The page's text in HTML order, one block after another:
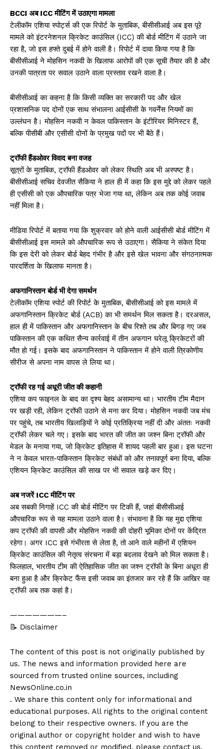
BCCI अब ICC मीटिंग में उठाएगा मामला
टेलीकॉम एशिया स्पोर्ट्स की एक रिपोर्ट के मुताबिक, बीसीसीआई अब इस पूरे
मामले को इंटरनेशनल क्रिकेट काउंसिल (ICC) की बोर्ड मीटिंग में उठाने जा
रहा है, जो इस हफ्ते दुबई में होने वाली है। रिपोर्ट में दावा किया गया है कि
बीसीसीआई ने मोहसिन नकवी के खिलाफ आरोपों की एक सूची तैयार की है और
उनकी पात्रता पर सवाल उठाने वाला प्रस्ताव रखने वाला है।
बीसीसीआई का कहना है कि किसी व्यक्ति का सरकारी पद और खेल
प्रशासनिक पद दोनों एक साथ संभालना आईसीसी के गवर्नेंस नियमों का
उल्लंघन है। मोहसिन नकवी न केवल पाकिस्तान के इंटीरियर मिनिस्टर हैं,
बल्कि पीसीबी और एसीसी दोनों के प्रमुख पदों पर भी बैठे हैं।
ट्रॉफी हैंडओवर विवाद बना वजह
सूत्रों के मुताबिक, ट्रॉफी हैंडओवर को लेकर स्थिति अब भी अस्पष्ट है।
बीसीसीआई सचिव देवजीत सैकिया ने हाल ही में कहा कि इस मुद्दे को लेकर पहले
ही एसीसी को एक औपचारिक पत्र भेजा गया था, लेकिन अब तक कोई जवाब
नहीं मिला है।
मीडिया रिपोर्ट में बताया गया कि शुक्रवार को होने वाली आईसीसी बोर्ड मीटिंग में
बीसीसीआई इस मामले को औपचारिक रूप से उठाएगा। सैकिया ने संकेत दिया
कि इस देरी को लेकर बोर्ड बेहद गंभीर है और इसे खेल भावना और संगठनात्मक
पारदर्शिता के खिलाफ मानता है।
अफगानिस्तान बोर्ड भी देगा समर्थन
टेलीकॉम एशिया स्पोर्ट की रिपोर्ट के मुताबिक, बीसीसीआई को इस मामले में
अफगानिस्तान क्रिकेट बोर्ड (ACB) का भी समर्थन मिल सकता है। दरअसल,
हाल ही में पाकिस्तान और अफगानिस्तान के बीच रिश्ते तब और बिगड़ गए जब
पाकिस्तान की एक कथित सैन्य कार्रवाई में तीन अफगान घरेलू क्रिकेटरों की
मौत हो गई। इसके बाद अफगानिस्तान ने पाकिस्तान में होने वाली त्रिकोणीय
सीरीज से अपना नाम वापस ले लिया था।
ट्रॉफी रह गई अधूरी जीत की कहानी
एशिया कप फाइनल के बाद का दृश्य बेहद असामान्य था। भारतीय टीम मैदान
पर खड़ी रही, लेकिन ट्रॉफी उठाने से मना कर दिया। मोहसिन नकवी जब मंच
पर पहुंचे, तब भारतीय खिलाड़ियों ने कोई प्रतिक्रिया नहीं दी और अंततः नकवी
ट्रॉफी लेकर चले गए। इसके बाद भारत की जीत का जश्न बिना ट्रॉफी और
मेडल के मनाया गया, जो क्रिकेट इतिहास में शायद पहली बार हुआ। इस घटना
ने न केवल भारत-पाकिस्तान क्रिकेट संबंधों को और तनावपूर्ण बना दिया, बल्कि
एशियन क्रिकेट काउंसिल की साख पर भी सवाल खड़े कर दिए।
अब नजरें ICC मीटिंग पर
अब सबकी निगाहें ICC की बोर्ड मीटिंग पर टिकी हैं, जहां बीसीसीआई
औपचारिक रूप से यह मामला उठाने वाला है। संभावना है कि यह मुद्दा एशिया
कप ट्रॉफी की वापसी और मोहसिन नकवी की दोहरी भूमिका दोनों पर केंद्रित
रहेगा। अगर ICC इसे गंभीरता से लेता है, तो आने वाले महीनों में एशियन
क्रिकेट काउंसिल की नेतृत्व संरचना में बड़ा बदलाव देखने को मिल सकता है।
फिलहाल, भारतीय टीम की ऐतिहासिक जीत का जश्न ट्रॉफी के बिना अधूरा ही
बना हुआ है और क्रिकेट फैंस इसी जवाब का इंतजार कर रहे हैं कि आखिर वह
ट्रॉफी अब तक कहां है।
———————–
📝 Disclaimer
The content of this post is not originally published by
us. The news and information provided here are
sourced from trusted online sources, including
NewsOnline.co.in
. We share this content only for informational and
educational purposes. All rights to the original content
belong to their respective owners. If you are the
original author or copyright holder and wish to have
this content removed or modified, please contact us,